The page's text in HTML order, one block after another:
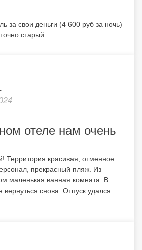
за свои деньги (4 600 руб за ночь)
старый
отеле нам очень
Территория красивая, отменное
прекрасный пляж. Из
маленькая ванная комната. В
снова. Отпуск удался.